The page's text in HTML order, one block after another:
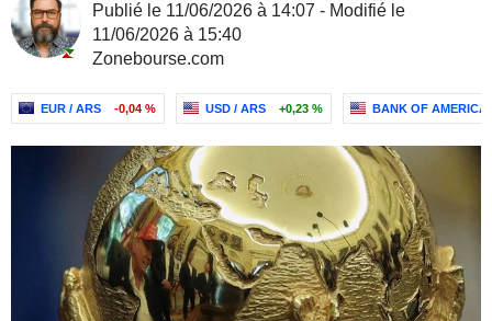
Publié le 11/06/2026 à 14:07 - Modifié le
11/06/2026 à 15:40
Zonebourse.com
EUR / ARS -0,04 % USD / ARS +0,23 % BANK OF AMERICA